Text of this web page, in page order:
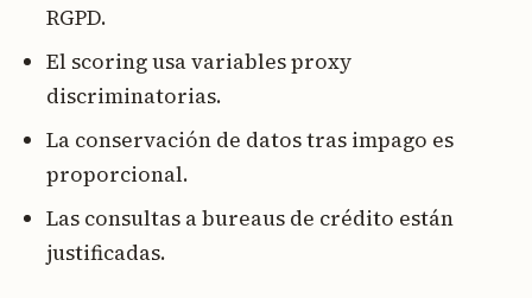
RGPD.
El scoring usa variables proxy
discriminatorias.
La conservación de datos tras impago es
proporcional.
Las consultas a bureaus de crédito están
justificadas.